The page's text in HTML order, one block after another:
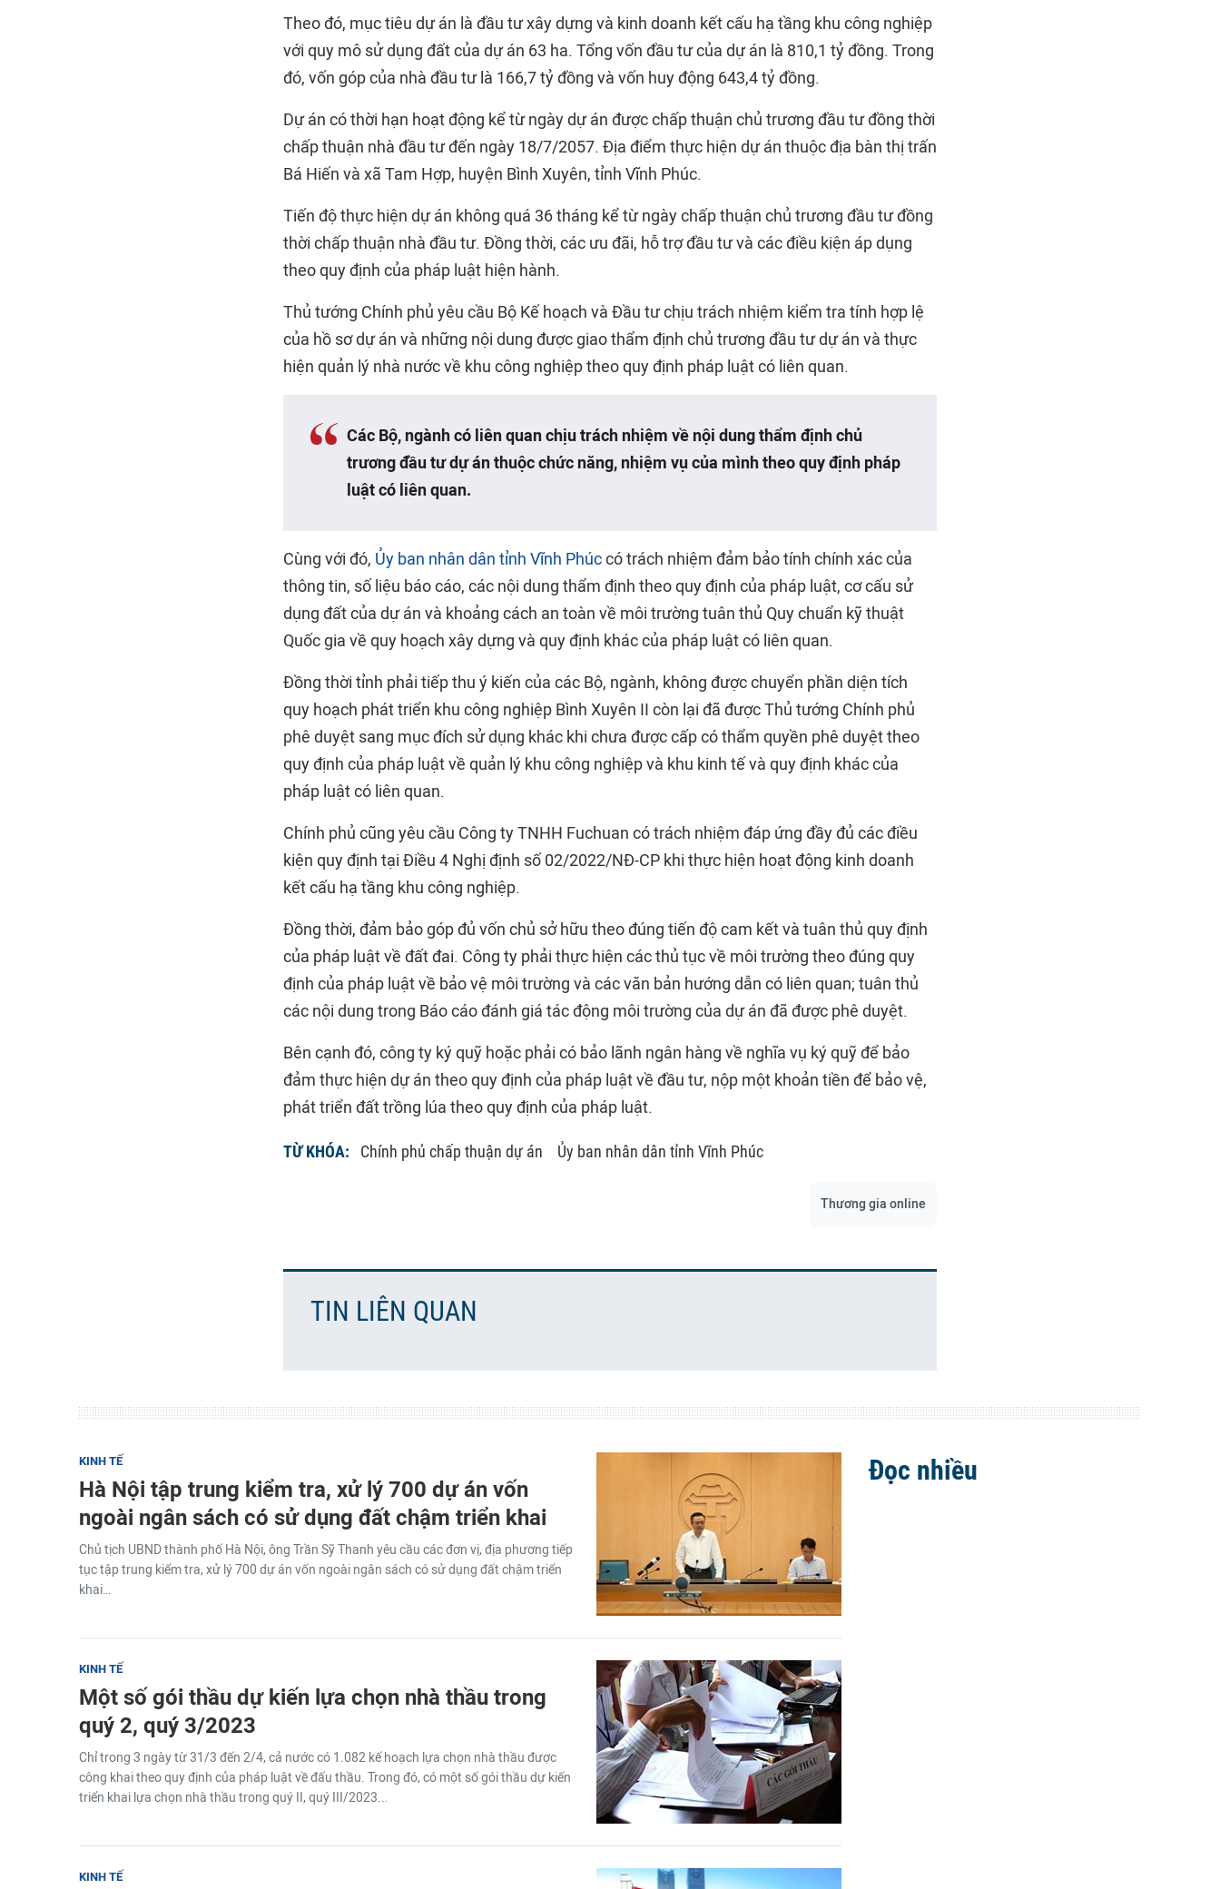
Theo đó, mục tiêu dự án là đầu tư xây dựng và kinh doanh kết cấu hạ tầng khu công nghiệp
với quy mô sử dụng đất của dự án 63 ha. Tổng vốn đầu tư của dự án là 810,1 tỷ đồng. Trong
đó, vốn góp của nhà đầu tư là 166,7 tỷ đồng và vốn huy động 643,4 tỷ đồng.
Dự án có thời hạn hoạt động kể từ ngày dự án được chấp thuận chủ trương đầu tư đồng thời
chấp thuận nhà đầu tư đến ngày 18/7/2057. Địa điểm thực hiện dự án thuộc địa bàn thị trấn
Bá Hiến và xã Tam Hợp, huyện Bình Xuyên, tỉnh Vĩnh Phúc.
Tiến độ thực hiện dự án không quá 36 tháng kể từ ngày chấp thuận chủ trương đầu tư đồng
thời chấp thuận nhà đầu tư. Đồng thời, các ưu đãi, hỗ trợ đầu tư và các điều kiện áp dụng
theo quy định của pháp luật hiện hành.
Thủ tướng Chính phủ yêu cầu Bộ Kế hoạch và Đầu tư chịu trách nhiệm kiểm tra tính hợp lệ
của hồ sơ dự án và những nội dung được giao thẩm định chủ trương đầu tư dự án và thực
hiện quản lý nhà nước về khu công nghiệp theo quy định pháp luật có liên quan.
Các Bộ, ngành có liên quan chịu trách nhiệm về nội dung thẩm định chủ
trương đầu tư dự án thuộc chức năng, nhiệm vụ của mình theo quy định pháp
luật có liên quan.
Cùng với đó, Ủy ban nhân dân tỉnh Vĩnh Phúccó trách nhiệm đảm bảo tính chính xác của
thông tin, số liệu báo cáo, các nội dung thẩm định theo quy định của pháp luật, cơ cấu sử
dụng đất của dự án và khoảng cách an toàn về môi trường tuân thủ Quy chuẩn kỹ thuật
Quốc gia về quy hoạch xây dựng và quy định khác của pháp luật có liên quan.
Đồng thời tỉnh phải tiếp thu ý kiến của các Bộ, ngành, không được chuyển phần diện tích
quy hoạch phát triển khu công nghiệp Bình Xuyên II còn lại đã được Thủ tướng Chính phủ
phê duyệt sang mục đích sử dụng khác khi chưa được cấp có thẩm quyền phê duyệt theo
quy định của pháp luật về quản lý khu công nghiệp và khu kinh tế và quy định khác của
pháp luật có liên quan.
Chính phủ cũng yêu cầu Công ty TNHH Fuchuan có trách nhiệm đáp ứng đầy đủ các điều
kiện quy định tại Điều 4 Nghị định số 02/2022/NĐ-CP khi thực hiện hoạt động kinh doanh
kết cấu hạ tầng khu công nghiệp.
Đồng thời, đảm bảo góp đủ vốn chủ sở hữu theo đúng tiến độ cam kết và tuân thủ quy định
của pháp luật về đất đai. Công ty phải thực hiện các thủ tục về môi trường theo đúng quy
định của pháp luật về bảo vệ môi trường và các văn bản hướng dẫn có liên quan; tuân thủ
các nội dung trong Báo cáo đánh giá tác động môi trường của dự án đã được phê duyệt.
Bên cạnh đó, công ty ký quỹ hoặc phải có bảo lãnh ngân hàng về nghĩa vụ ký quỹ để bảo
đảm thực hiện dự án theo quy định của pháp luật về đầu tư, nộp một khoản tiền để bảo vệ,
phát triển đất trồng lúa theo quy định của pháp luật.
TỪ KHÓA: Chính phủ chấp thuận dự án Ủy ban nhân dân tỉnh Vĩnh Phúc
Thương gia online
TIN LIÊN QUAN
KINH TẾ
Hà Nội tập trung kiểm tra, xử lý 700 dự án vốn
ngoài ngân sách có sử dụng đất chậm triển khai
Chủ tịch UBND thành phố Hà Nội, ông Trần Sỹ Thanh yêu cầu các đơn vị, địa phương tiếp
tục tập trung kiểm tra, xử lý 700 dự án vốn ngoài ngân sách có sử dụng đất chậm triển
khai…
KINH TẾ
Một số gói thầu dự kiến lựa chọn nhà thầu trong
quý 2, quý 3/2023
Chỉ trong 3 ngày từ 31/3 đến 2/4, cả nước có 1.082 kế hoạch lựa chọn nhà thầu được
công khai theo quy định của pháp luật về đấu thầu. Trong đó, có một số gói thầu dự kiến
triển khai lựa chọn nhà thầu trong quý II, quý III/2023...
KINH TẾ
Đọc nhiều